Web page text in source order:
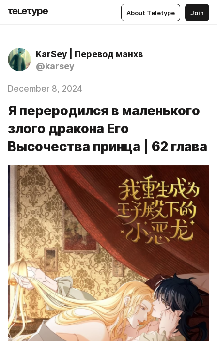
About Teletype Join
KarSey | Перевод манхв
@karsey
December 8, 2024
Я переродился в маленького
злого дракона Его
Высочества принца | 62 глава